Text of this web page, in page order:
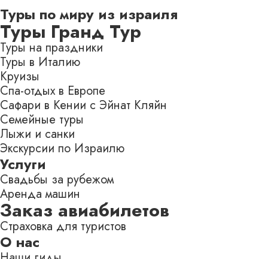
Туры по миру из израиля
Туры Гранд Тур
Туры на праздники
Туры в Италию
Круизы
Спа-отдых в Европе
Сафари в Кении с Эйнат Кляйн
Семейные туры
Лыжи и санки
Экскурсии по Израилю
Услуги
Свадьбы за рубежом
Аренда машин
Заказ авиабилетов
Страховка для туристов
О нас